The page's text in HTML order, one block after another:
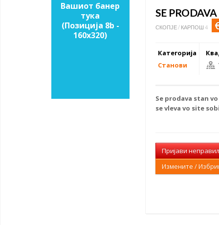
Вашиот банер
тука
(Позиција 8b -
160х320)
SE
СКОПЈЕ / КАРПОШ 4
Категорија
Станови
Se prodava stan
se vleva vo site
Пријави
Измените /